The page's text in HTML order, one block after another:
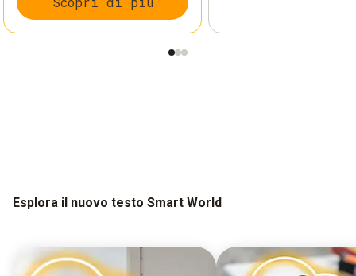
Esplora il nuovo testo Smart World